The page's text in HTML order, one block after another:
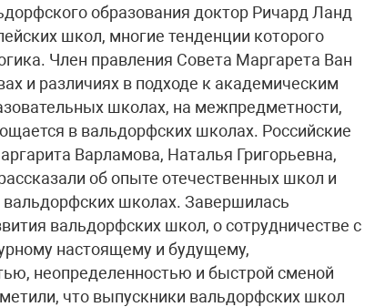
образования доктор Ричард Ланд
школ, многие тенденции которого
Член правления Совета Маргарета Ван
и различиях в подходе к академическим
школах, на межпредметности,
в вальдорфских школах. Российские
Варламова, Наталья Григорьевна,
об опыте отечественных школ и
вальдорфских школах. Завершилась
вальдорфских школ, о сотрудничестве с
настоящему и будущему,
неопределенностью и быстрой сменой
что выпускники вальдорфских школ